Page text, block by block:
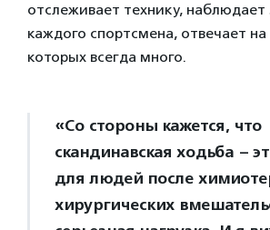
отслеживает технику, наблюдает
каждого спортсмена, отвечает
которых всегда много.
«Со стороны кажется, что
скандинавская ходьба –
для людей после
хирургических